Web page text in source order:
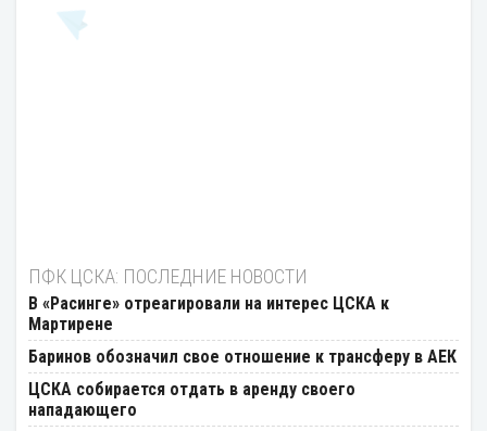
ПФК ЦСКА: ПОСЛЕДНИЕ НОВОСТИ
В «Расинге» отреагировали на интерес ЦСКА к
Мартирене
Баринов обозначил свое отношение к трансферу в АЕК
ЦСКА собирается отдать в аренду своего
нападающего